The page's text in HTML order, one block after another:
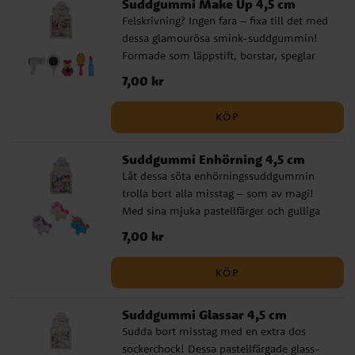
styckvis. Ej lämplig för barn under 3 år.
Suddgummi Make Up 4,5 cm
Felskrivning? Ingen fara – fixa till det med
dessa glamourösa smink-suddgummin!
Formade som läppstift, borstar, speglar
och parfymflaskor ger de varje
anteckningsbok en touch av lyx. Perfekta
för skolarbete, kalaspåsar, som presenter
och piñatafyllning. Säljs osorterade och
Pris: 7,00 kr
7,00 kr
KÖP
Suddgummi Enhörning 4,5 cm
Låt dessa söta enhörningssuddgummin
trolla bort alla misstag – som av magi!
Med sina mjuka pastellfärger och gulliga
detaljer är de lika fina att samla på som
att använda. Perfekta för skolarbete,
helt enkelt behöver lite mer
osorterade och styckvis. Ej lämplig för
barn under 3 år.
Pris: 7,00 kr
7,00 kr
KÖP
Suddgummi Glassar 4,5 cm
Sudda bort misstag med en extra dos
sockerchock! Dessa pastellfärgade glass-